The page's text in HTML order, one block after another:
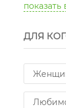
показать
ДЛЯ